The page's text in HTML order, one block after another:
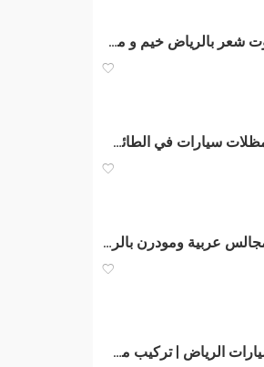
تفصيل بيوت شعر بالرياض خيم و مجالس 0563866945
مؤسسة مظلات سيارات في الطائف – أفضل شركة تركيب مظلات مواقف
تشطيب مجالس عربية ومودرن بالرياض مع بناء ملاحق خارجية فاخرة | 0551033861
مظلات سيارات الرياض | تركيب مظلات حديد بجودة عالية – مؤسسة قمم الرياض 0563866945